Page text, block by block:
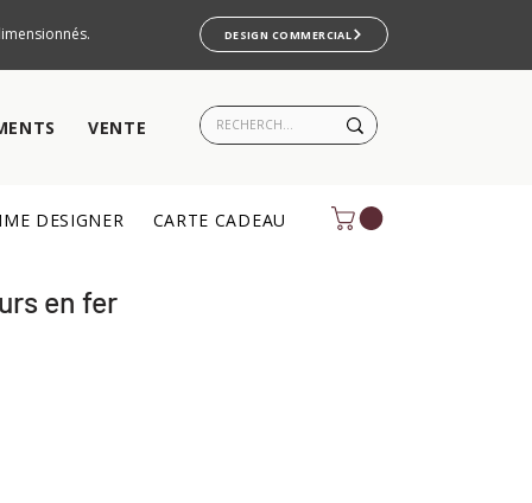
DESIGN COMMERCIAL
VENTE
DESIGNER CARTE CADEAU
en fer